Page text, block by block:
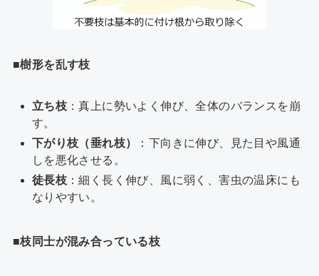
■樹形を乱す枝
立ち枝 ：真上に勢いよく伸び、全体のバランスを崩
す。
下がり枝（垂れ枝）
：下向きに伸び、見た目や風通
しを悪化させる。
徒長枝 ：細く長く伸び、風に弱く、害虫の温床にも
なりやすい。
■枝同士が混み合っている枝